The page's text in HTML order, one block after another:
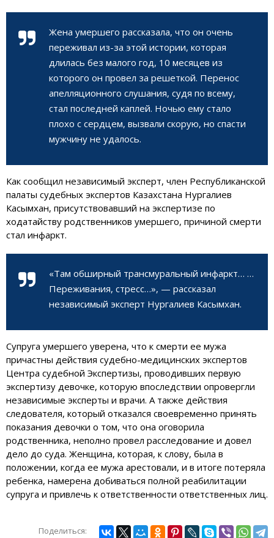
Жена умершего рассказала, что он очень
переживал из-за этой истории, которая
длилась без малого год, 10 месяцев из
которого он провел за решеткой. Перенос
апелляционного слушания, судя по всему,
стал последней каплей. Ночью ему стало
плохо с сердцем, вызвали скорую, но спасти
мужчину не удалось.
Как сообщил независимый эксперт, член Республиканской
палаты судебных экспертов Казахстана Нургалиев
Касымхан, присутствовавший на экспертизе по
ходатайству родственников умершего, причиной смерти
стал инфаркт.
«Там обширный трансмуральный инфаркт… …
Переживания, стресс…», — рассказал
независимый эксперт Нургалиев Касымхан.
Супруга умершего уверена, что к смерти ее мужа
причастны действия судебно-медицинских экспертов
Центра cудебной Экспертизы, проводивших первую
экспертизу девочке, которую впоследствии опровергли
независимые эксперты и врачи. А также действия
следователя, который отказался своевременно принять
показания девочки о том, что она оговорила
родственника, неполно провел расследование и довел
дело до суда. Женщина, которая, к слову, была в
положении, когда ее мужа арестовали, и в итоге потеряла
ребенка, намерена добиваться полной реабилитации
супруга и привлечь к ответственности ответственных лиц.
Поделиться: